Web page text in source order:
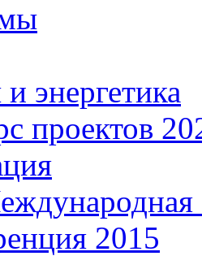
энергетика
проектов
2015